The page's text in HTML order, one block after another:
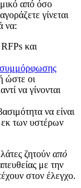
από όσο
γίνεται
να:
και
ώστε οι
να γίνονται
να είναι
εκ των υστέρων
ζητούν από
με την
στον έλεγχο.